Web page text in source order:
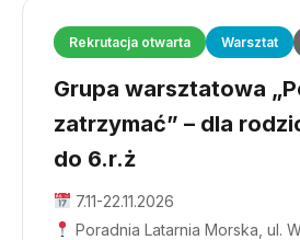
Rekrutacja otwarta Warsztat
Grupa warsztatowa
zatrzymać” – dla
do 6.r.ż
7.11-22.11.2026
Poradnia Latarnia Morska, ul.